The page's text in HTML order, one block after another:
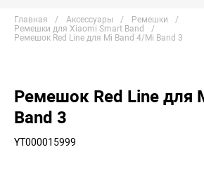
Главная Аксессуары
Ремешки
Ремешки для Xiaomi Smart Band
Ремешок Red Line для Mi Band 4/Mi Band 3
Ремешок Red Line для
Band 3
YT000015999